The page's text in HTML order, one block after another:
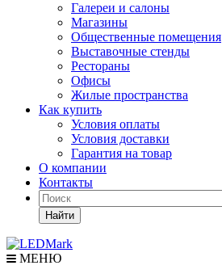
Галереи и салоны
Магазины
Общественные помещения
Выставочные стенды
Рестораны
Офисы
Жилые пространства
Как купить
Условия оплаты
Условия доставки
Гарантия на товар
О компании
Контакты
Найти
МЕНЮ